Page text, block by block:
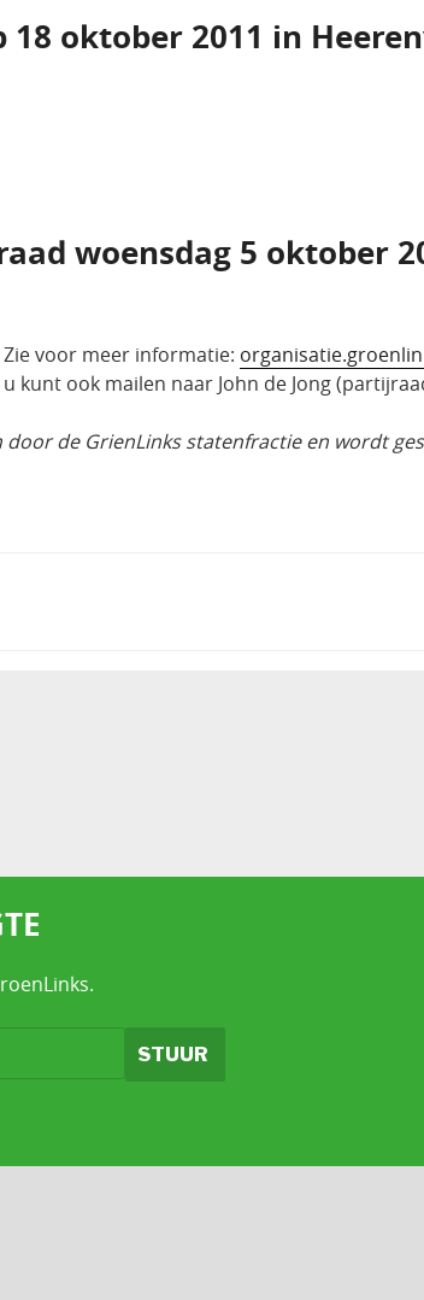
18 oktober 2011 in
woensdag 5 oktober
voor meer informatie:
kunt ook mailen naar John de Jong
de GrienLinks statenfractie en wordt